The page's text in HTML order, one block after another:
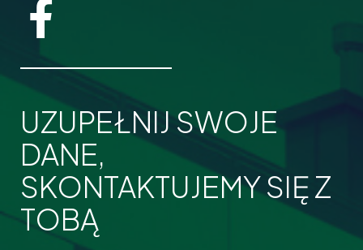
UZUPEŁNIJ SWOJE
DANE,
SKONTAKTUJEMY SIĘ Z
TOBĄ